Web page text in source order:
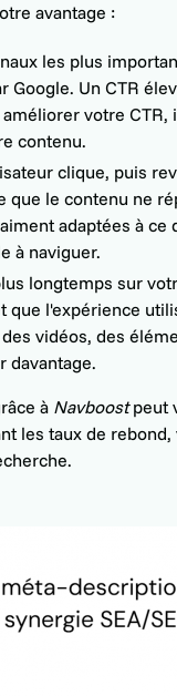
avantage :
les plus
Un CTR
votre
contenu.
clique, puis
le contenu ne
adaptées à
à naviguer.
longtemps sur
l'expérience
vidéos, des
davantage.
à Navboostpeut
les taux de